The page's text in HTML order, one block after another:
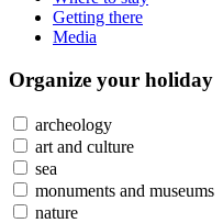
Getting there
Media
Organize your holiday
archeology
art and culture
sea
monuments and museums
nature